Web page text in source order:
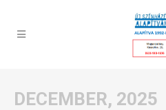
DECEMBER, 2025